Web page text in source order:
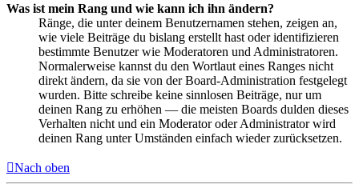
Was ist mein Rang und wie kann ich ihn ändern?
Ränge, die unter deinem Benutzernamen stehen, zeigen an,
wie viele Beiträge du bislang erstellt hast oder identifizieren
bestimmte Benutzer wie Moderatoren und Administratoren.
Normalerweise kannst du den Wortlaut eines Ranges nicht
direkt ändern, da sie von der Board-Administration festgelegt
wurden. Bitte schreibe keine sinnlosen Beiträge, nur um
deinen Rang zu erhöhen — die meisten Boards dulden dieses
Verhalten nicht und ein Moderator oder Administrator wird
deinen Rang unter Umständen einfach wieder zurücksetzen.
Nach oben